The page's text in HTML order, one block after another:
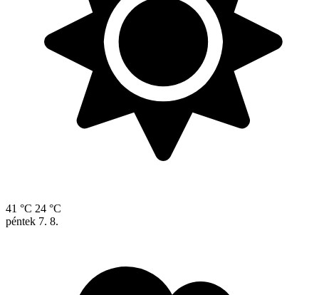
41 °C 24 °C
péntek 7. 8.